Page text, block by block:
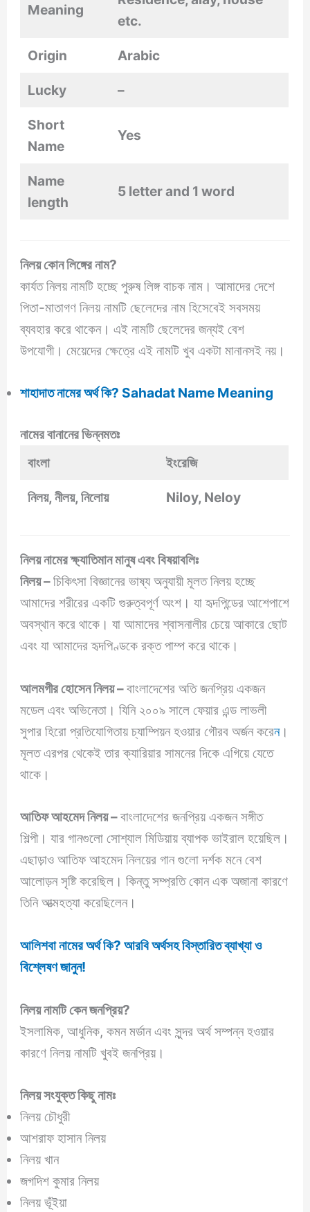
Meaning
etc.
Origin Arabic
Lucky –
Short
Name
Yes
Name
length
5 letter and 1 word
নিলয় কোন লিঙ্গের নাম?
কার্যত নিলয় নামটি হচ্ছে পুরুষ লিঙ্গ বাচক নাম। আমাদের দেশে
পিতা-মাতাগণ নিলয় নামটি ছেলেদের নাম হিসেবেই সবসময়
ব্যবহার করে থাকেন। এই নামটি ছেলেদের জন্যই বেশ
উপযোগী। মেয়েদের ক্ষেত্রে এই নামটি খুব একটা মানানসই নয়।
শাহাদাত নামের অর্থ কি? Sahadat Name Meaning
নামের বানানের ভিন্নমতঃ
বাংলা
ইংরেজি
নিলয়, নীলয়, নিলোয় Niloy, Neloy
নিলয় নামের ক্ষ্যাতিমান মানুষ এবং বিষয়াবলিঃ
নিলয় –চিকিৎসা বিজ্ঞানের ভাষ্য অনুযায়ী মূলত নিলয় হচ্ছে
আমাদের শরীরের একটি গুরুত্বপূর্ণ অংশ। যা হৃদপিন্ডের আশেপাশে
অবস্থান করে থাকে। যা আমাদের শ্বাসনালীর চেয়ে আকারে ছোট
এবং যা আমাদের হৃদপিণ্ডকে রক্ত পাম্প করে থাকে।
আলমগীর হোসেন নিলয় –বাংলাদেশের অতি জনপ্রিয় একজন
মডেল এবং অভিনেতা। যিনি ২০০৯ সালে ফেয়ার এন্ড লাভলী
সুপার হিরো প্রতিযোগিতায় চ্যাম্পিয়ন হওয়ার গৌরব অর্জন করেন।
মূলত এরপর থেকেই তার ক্যারিয়ার সামনের দিকে এগিয়ে যেতে
থাকে।
আতিফ আহমেদ নিলয় –বাংলাদেশের জনপ্রিয় একজন সঙ্গীত
শিল্পী। যার গানগুলো সোশ্যাল মিডিয়ায় ব্যাপক ভাইরাল হয়েছিল।
এছাড়াও আতিফ আহমেদ নিলয়ের গান গুলো দর্শক মনে বেশ
আলোড়ন সৃষ্টি করেছিল। কিন্তু সম্প্রতি কোন এক অজানা কারণে
তিনি আত্মহত্যা করেছিলেন।
আলিশবা নামের অর্থ কি? আরবি অর্থসহ বিস্তারিত ব্যাখ্যা ও
বিশ্লেষণ জানুন!
নিলয়নামটি কেন জনপ্রিয়?
ইসলামিক, আধুনিক, কমন মর্ডান এবং সুন্দর অর্থ সম্পন্ন হওয়ার
কারণে নিলয় নামটি খুবই জনপ্রিয়।
নিলয়সংযুক্ত কিছু নামঃ
নিলয় চৌধুরী
আশরাফ হাসান নিলয়
নিলয় খান
জগদিশ কুমার নিলয়
নিলয় ভূঁইয়া